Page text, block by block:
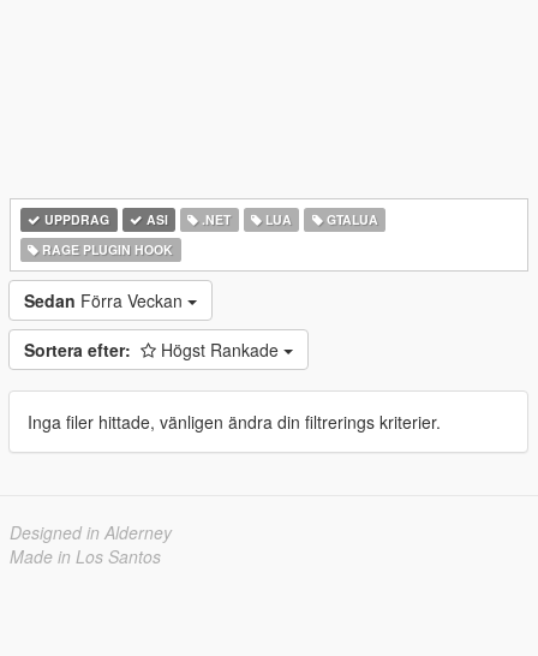
UPPDRAG ASI .NET LUA
GTALUA
RAGE PLUGIN HOOK
Sedan Förra Veckan
Sortera efter: Högst Rankade
Inga filer hittade, vänligen ändra din filtrerings kriterier.
Designed in Alderney
Made in Los Santos